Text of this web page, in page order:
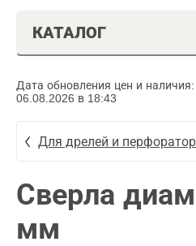
КАТАЛОГ
Дата обновления цен и наличия:
06.08.2026 в 18:43
Для дрелей и
Сверла
мм